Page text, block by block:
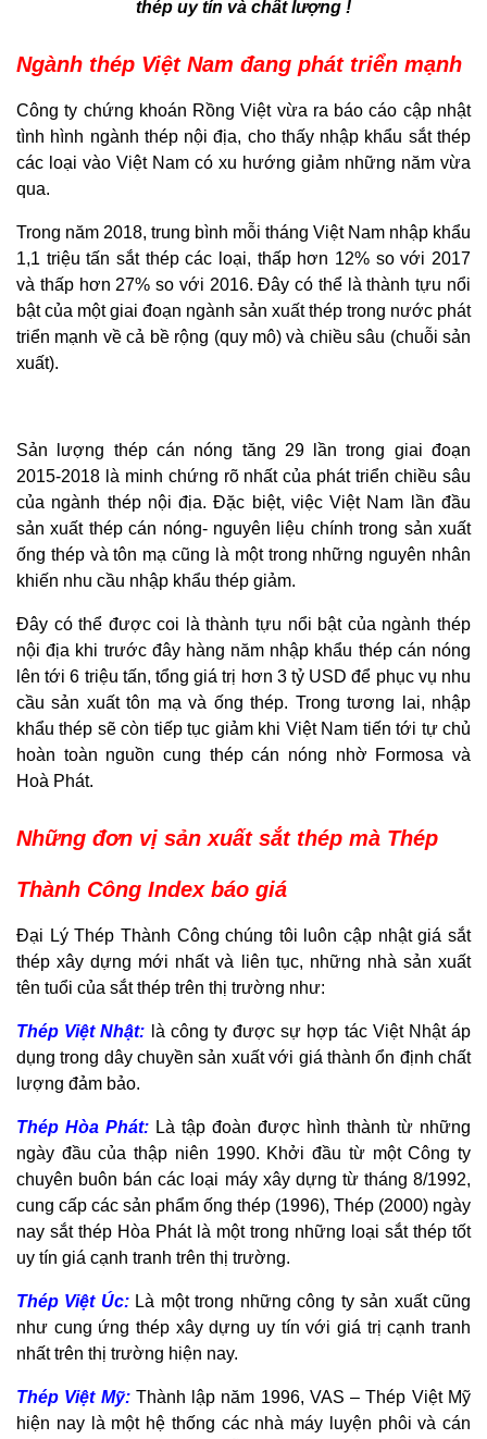
thép uy tín và chất lượng !
Ngành thép Việt Nam đang phát triển mạnh
Công ty chứng khoán Rồng Việt vừa ra báo cáo cập nhật
tình hình ngành thép nội địa, cho thấy nhập khẩu sắt thép
các loại vào Việt Nam có xu hướng giảm những năm vừa
qua.
Trong năm 2018, trung bình mỗi tháng Việt Nam nhập khẩu
1,1 triệu tấn sắt thép các loại, thấp hơn 12% so với 2017
và thấp hơn 27% so với 2016. Đây có thể là thành tựu nổi
bật của một giai đoạn ngành sản xuất thép trong nước phát
triển mạnh về cả bề rộng (quy mô) và chiều sâu (chuỗi sản
xuất).
Sản lượng thép cán nóng tăng 29 lần trong giai đoạn
2015-2018 là minh chứng rõ nhất của phát triển chiều sâu
của ngành thép nội địa. Đặc biệt, việc Việt Nam lần đầu
sản xuất thép cán nóng- nguyên liệu chính trong sản xuất
ống thép và tôn mạ cũng là một trong những nguyên nhân
khiến nhu cầu nhập khẩu thép giảm.
Đây có thể được coi là thành tựu nổi bật của ngành thép
nội địa khi trước đây hàng năm nhập khẩu thép cán nóng
lên tới 6 triệu tấn, tổng giá trị hơn 3 tỷ USD để phục vụ nhu
cầu sản xuất tôn mạ và ống thép. Trong tương lai, nhập
khẩu thép sẽ còn tiếp tục giảm khi Việt Nam tiến tới tự chủ
hoàn toàn nguồn cung thép cán nóng nhờ Formosa và
Hoà Phát.
Những đơn vị sản xuất sắt thép mà Thép
Thành Công Index báo giá
Đại Lý Thép Thành Công chúng tôi luôn cập nhật giá sắt
thép xây dựng mới nhất và liên tục, những nhà sản xuất
tên tuổi của sắt thép trên thị trường như:
Thép Việt Nhật: là công ty được sự hợp tác Việt Nhật áp
dụng trong dây chuyền sản xuất với giá thành ổn định chất
lượng đảm bảo.
Thép Hòa Phát: Là tập đoàn được hình thành từ những
ngày đầu của thập niên 1990. Khởi đầu từ một Công ty
chuyên buôn bán các loại máy xây dựng từ tháng 8/1992,
cung cấp các sản phẩm ống thép (1996), Thép (2000) ngày
nay sắt thép Hòa Phát là một trong những loại sắt thép tốt
uy tín giá cạnh tranh trên thị trường.
Thép Việt Úc:Là một trong những công ty sản xuất cũng
như cung ứng thép xây dựng uy tín với giá trị cạnh tranh
nhất trên thị trường hiện nay.
Thép Việt Mỹ: Thành lập năm 1996, VAS – Thép Việt Mỹ
hiện nay là một hệ thống các nhà máy luyện phôi và cán